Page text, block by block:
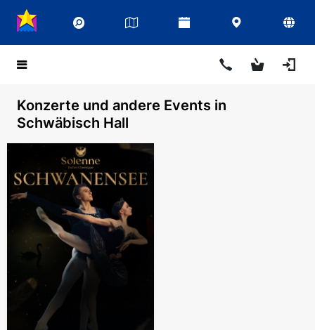
Konzerte und andere Events in
Schwäbisch Hall